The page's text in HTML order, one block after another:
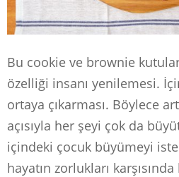
Bu cookie ve brownie
özelliği insanı yenilemesi.
ortaya çıkarması. Böylece
açısıyla her şeyi çok da
içindeki çocuk büyümeyi
hayatın zorlukları